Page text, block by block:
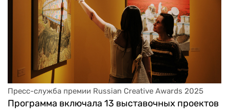
Пресс-служба премии Russian Creative Awards 2025
Программа включала 13 выставочных проектов